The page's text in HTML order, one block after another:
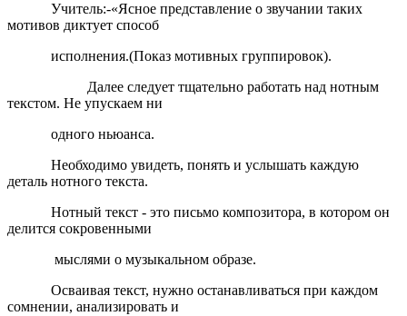
Учитель:-«Ясное представление о звучании таких
мотивов диктует способ
исполнения.(Показ мотивных группировок).
Далее следует тщательно работать над нотным
текстом. Не упускаем ни
одного ньюанса.
Необходимо увидеть, понять и услышать каждую
деталь нотного текста.
Нотный текст - это письмо композитора, в котором он
делится сокровенными
мыслями о музыкальном образе.
Осваивая текст, нужно останавливаться при каждом
сомнении, анализировать и